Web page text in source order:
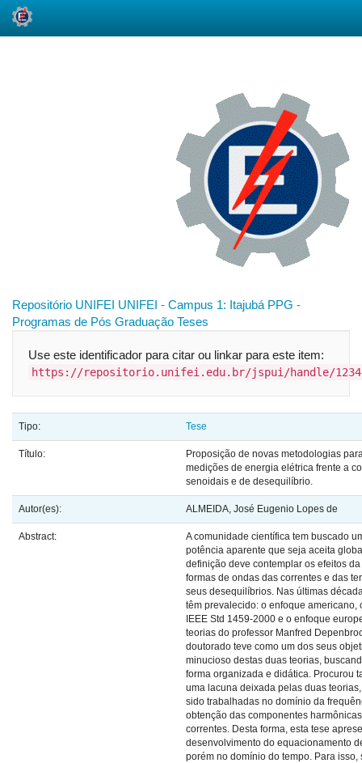
Repositório UNIFEI UNIFEI - Campus 1: Itajubá PPG -
Programas de Pós Graduação Teses
Use este identificador para citar ou linkar para este item:
https://repositorio.unifei.edu.br/jspui/handle/
Tipo: Tese
Título:
Proposição de novas metodologias
medições de energia elétrica frente a
senoidais e de desequilíbrio.
Autor(es): ALMEIDA, José Eugenio Lopes de
Abstract:
A comunidade científica tem buscado
potência aparente que seja aceita
definição deve contemplar os efeitos
formas de ondas das correntes e das
seus desequilíbrios. Nas últimas
têm prevalecido: o enfoque americano,
IEEE Std 1459-2000 e o enfoque
teorias do professor Manfred
doutorado teve como um dos seus
minucioso destas duas teorias,
forma organizada e didática. Procurou
uma lacuna deixada pelas duas
sido trabalhadas no domínio da
obtenção das componentes
correntes. Desta forma, esta tese
desenvolvimento do equacionamento
porém no domínio do tempo. Para isso,